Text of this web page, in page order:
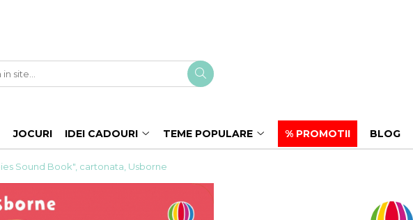
JOCURI IDEI CADOURI TEME POPULARE % PROMOTII BLOG
Sound Book", cartonata, Usborne